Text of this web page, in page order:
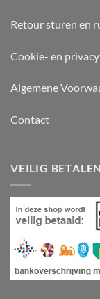
Retour sturen en
Cookie- en
Algemene
Contact
VEILIG BETALEN